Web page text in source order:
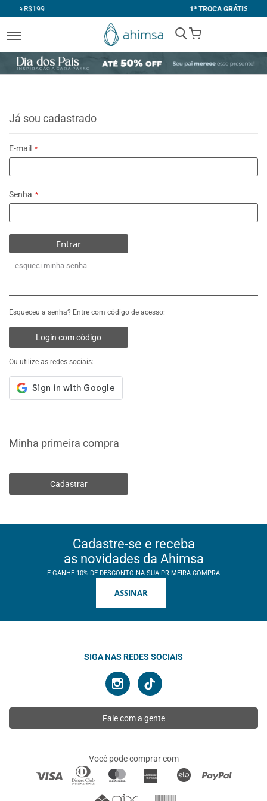
1ª TROCA GRÁTIS
My Cart
Já sou cadastrado
E-mail
Senha
Entrar
esqueci minha senha
Esqueceu a senha? Entre com código de acesso:
Login com código
Ou utilize as redes sociais:
Minha primeira compra
Cadastrar
Cadastre-se e receba
as novidades da Ahimsa
E GANHE 10% DE DESCONTO NA SUA PRIMEIRA COMPRA
ASSINAR
SIGA NAS REDES SOCIAIS
Fale com a gente
Você pode comprar com